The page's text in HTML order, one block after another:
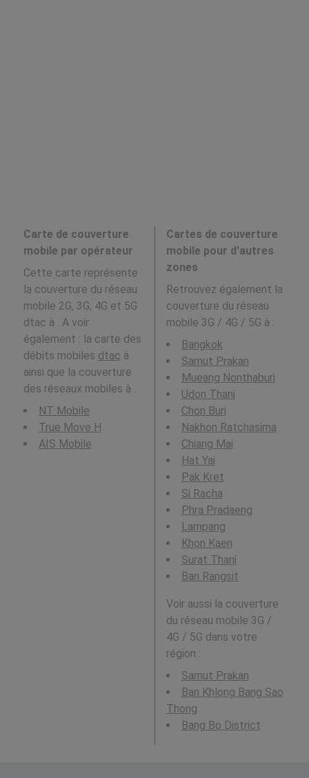
Carte de couverture
mobile par opérateur
Cette carte représente
la couverture du réseau
mobile 2G, 3G, 4G et 5G
dtac à . A voir
également : la carte des
débits mobiles dtac à
ainsi que la couverture
des réseaux mobiles à .
NT Mobile
True Move H
AIS Mobile
Cartes de couverture
mobile pour d'autres
zones
Retrouvez également la
couverture du réseau
mobile 3G / 4G / 5G à :
Bangkok
Samut Prakan
Mueang Nonthaburi
Udon Thani
Chon Buri
Nakhon Ratchasima
Chiang Mai
Hat Yai
Pak Kret
Si Racha
Phra Pradaeng
Lampang
Khon Kaen
Surat Thani
Ban Rangsit
Voir aussi la couverture
du réseau mobile 3G /
4G / 5G dans votre
région :
Samut Prakan
Ban Khlong Bang Sao
Thong
Bang Bo District